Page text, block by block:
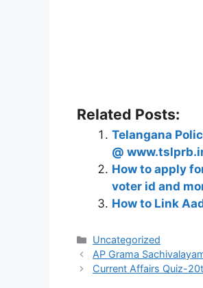
Related Posts:
Telangana
@
How to apply
voter id and
How to Link
Categories
Uncategorized
AP Grama
Current Affairs Quiz-